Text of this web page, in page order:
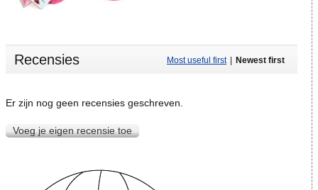
Recensies Most useful first | Newest first
Er zijn nog geen recensies geschreven.
Voeg je eigen recensie toe